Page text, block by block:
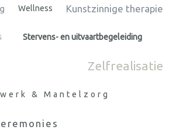
Wellness Kunstzinnige therapie
Stervens- en uitvaartbegeleiding
Zelfrealisatie
& Mantelzorg